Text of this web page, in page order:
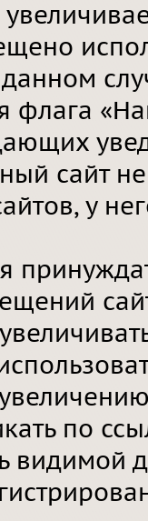
флага
сайт
у
по
видимой